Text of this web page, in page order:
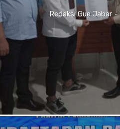
Redaksi Gue Jabar -